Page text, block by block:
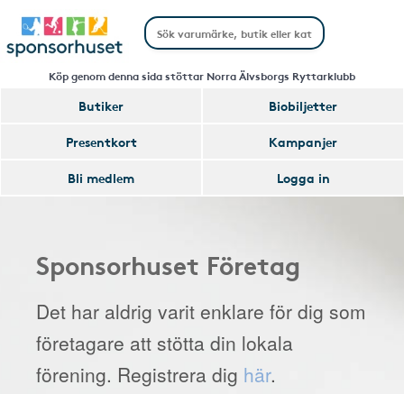
Köp genom denna sida stöttar Norra Älvsborgs Ryttarklubb
Butiker
Biobiljetter
Presentkort
Kampanjer
Bli medlem
Logga in
Sponsorhuset Företag
Det har aldrig varit enklare för dig som
företagare att stötta din lokala
förening. Registrera dig här.